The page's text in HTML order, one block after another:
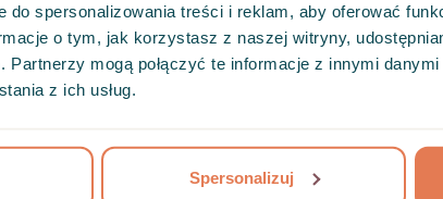
spersonalizowania treści i reklam, aby oferować
o tym, jak korzystasz z naszej witryny,
Partnerzy mogą połączyć te informacje z innymi
z ich usług.
Spersonalizuj
nie wierzyłam, że mogą one aż tak
pomóc. Bardzo się myliłam, z czego
niezmiernie się cieszę :) Karolina
przemyślenia i naprawdę rozumie.
Serdecznie polecam - oraz bardz